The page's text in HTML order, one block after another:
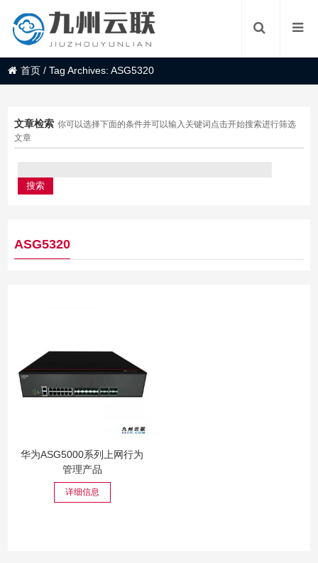
首页 /Tag Archives: ASG5320
文章检索 你可以选择下面的条件并可以输入关键词点击开始搜索进行筛选
文章
ASG5320
华为ASG5000系列上网行为
管理产品
详细信息